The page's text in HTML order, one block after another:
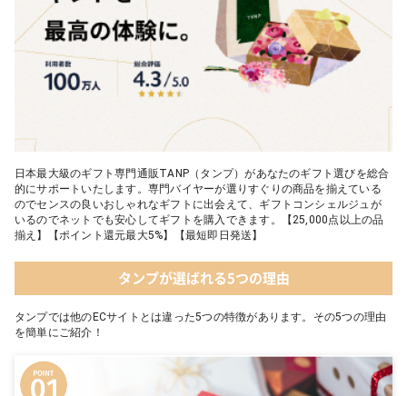
日本最大級のギフト専門通販TANP（タンプ）があなたのギフト選びを総合
的にサポートいたします。専門バイヤーが選りすぐりの商品を揃えている
のでセンスの良いおしゃれなギフトに出会えて、ギフトコンシェルジュが
いるのでネットでも安心してギフトを購入できます。【25,000点以上の品
揃え】【ポイント還元最大5%】【最短即日発送】
タンプが選ばれる5つの理由
タンプでは他のECサイトとは違った5つの特徴があります。その5つの理由
を簡単にご紹介！